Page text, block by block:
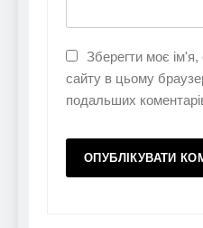
Зберегти моє
сайту в цьому
подальших